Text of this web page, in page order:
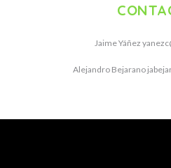
Jaime Yáñez
Alejandro Bejarano